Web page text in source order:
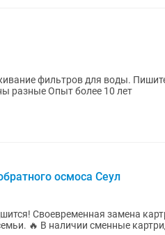
фильтров для воды.
фильтра, так как моделей много и цены разные Опыт более 10 лет
осмоса Сеул
это чистая,
Seoul